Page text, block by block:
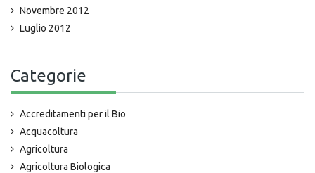
Novembre 2012
Luglio 2012
Categorie
Accreditamenti per il Bio
Acquacoltura
Agricoltura
Agricoltura Biologica